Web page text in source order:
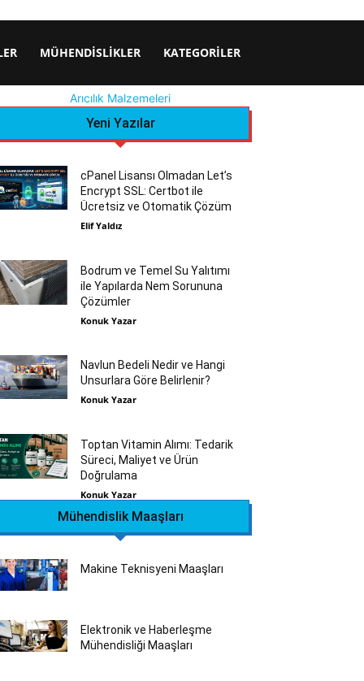
MÜHENDISLIKLER KATEGORILER
Arıcılık Malzemeleri
Yeni Yazılar
cPanel Lisansı Olmadan Let’s
Encrypt SSL: Certbot ile
Ücretsiz ve Otomatik Çözüm
Elif Yaldız
Bodrum ve Temel Su Yalıtımı
ile Yapılarda Nem Sorununa
Çözümler
Konuk Yazar
Navlun Bedeli Nedir ve Hangi
Unsurlara Göre Belirlenir?
Konuk Yazar
Toptan Vitamin Alımı: Tedarik
Süreci, Maliyet ve Ürün
Doğrulama
Konuk Yazar
Mühendislik Maaşları
Makine Teknisyeni Maaşları
Elektronik ve Haberleşme
Mühendisliği Maaşları